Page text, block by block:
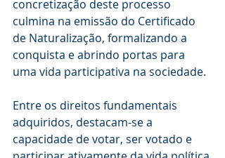
concretização deste processo
culmina na emissão do Certificado
de Naturalização, formalizando a
conquista e abrindo portas para
uma vida participativa na sociedade.
Entre os direitos fundamentais
adquiridos, destacam-se a
capacidade de votar, ser votado e